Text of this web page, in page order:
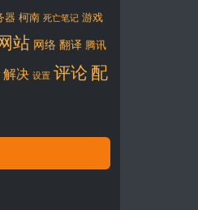
器 柯南 死亡笔记 游戏
站 网络 翻译 腾讯
解决 设置 评论 配